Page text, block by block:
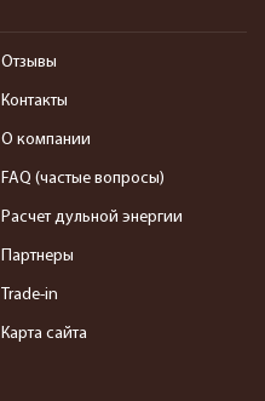
Отзывы
Контакты
О компании
FAQ (частые вопросы)
Расчет дульной энергии
Партнеры
Trade-in
Карта сайта